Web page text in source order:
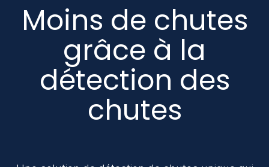
Moins de chutes
grâce à la
détection des
chutes